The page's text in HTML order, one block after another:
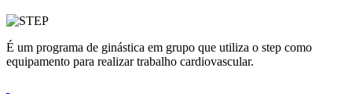
É um programa de ginástica em grupo que utiliza o step como
equipamento para realizar trabalho cardiovascular.